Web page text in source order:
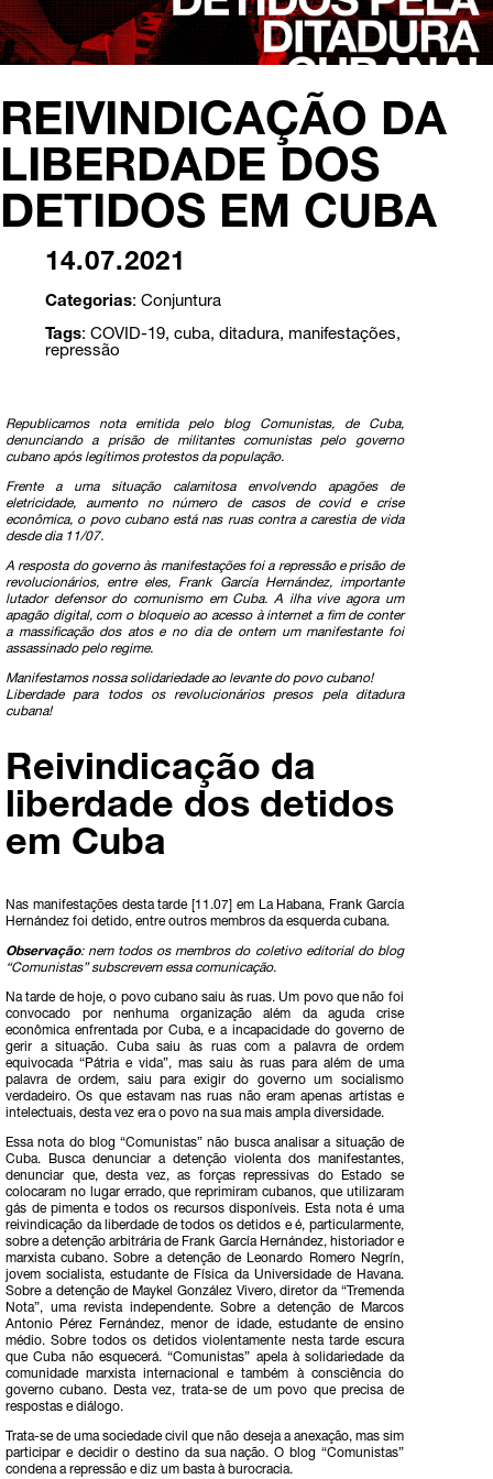
REIVINDICAÇÃO DA
LIBERDADE DOS
DETIDOS EM CUBA
14.07.2021
Categorias: Conjuntura
Tags: COVID-19, cuba, ditadura, manifestações,
repressão
Republicamos nota emitida pelo blog Comunistas, de Cuba,
denunciando a prisão de militantes comunistas pelo governo
cubano após legítimos protestos da população.
Frente a uma situação calamitosa envolvendo apagões de
eletricidade, aumento no número de casos de covid e crise
econômica, o povo cubano está nas ruas contra a carestia de vida
desde dia 11/07.
A resposta do governo às manifestações foi a repressão e prisão de
revolucionários, entre eles, Frank García Hernández, importante
lutador defensor do comunismo em Cuba. A ilha vive agora um
apagão digital, com o bloqueio ao acesso à internet a fim de conter
a massificação dos atos e no dia de ontem um manifestante foi
assassinado pelo regime.
Manifestamos nossa solidariedade ao levante do povo cubano!
Liberdade para todos os revolucionários presos pela ditadura
cubana!
Reivindicação da
liberdade dos detidos
em Cuba
Nas manifestações desta tarde [11.07] em La Habana, Frank García
Hernández foi detido, entre outros membros da esquerda cubana.
Observação: nem todos os membros do coletivo editorial do blog
“Comunistas” subscrevem essa comunicação.
Na tarde de hoje, o povo cubano saiu às ruas. Um povo que não foi
convocado por nenhuma organização além da aguda crise
econômica enfrentada por Cuba, e a incapacidade do governo de
gerir a situação. Cuba saiu às ruas com a palavra de ordem
equivocada “Pátria e vida”, mas saiu às ruas para além de uma
palavra de ordem, saiu para exigir do governo um socialismo
verdadeiro. Os que estavam nas ruas não eram apenas artistas e
intelectuais, desta vez era o povo na sua mais ampla diversidade.
Essa nota do blog “Comunistas” não busca analisar a situação de
Cuba. Busca denunciar a detenção violenta dos manifestantes,
denunciar que, desta vez, as forças repressivas do Estado se
colocaram no lugar errado, que reprimiram cubanos, que utilizaram
gás de pimenta e todos os recursos disponíveis. Esta nota é uma
reivindicação da liberdade de todos os detidos e é, particularmente,
sobre a detenção arbitrária de Frank García Hernández, historiador e
marxista cubano. Sobre a detenção de Leonardo Romero Negrín,
jovem socialista, estudante de Física da Universidade de Havana.
Sobre a detenção de Maykel González Vivero, diretor da “Tremenda
Nota”, uma revista independente. Sobre a detenção de Marcos
Antonio Pérez Fernández, menor de idade, estudante de ensino
médio. Sobre todos os detidos violentamente nesta tarde escura
que Cuba não esquecerá. “Comunistas” apela à solidariedade da
comunidade marxista internacional e também à consciência do
governo cubano. Desta vez, trata-se de um povo que precisa de
respostas e diálogo.
Trata-se de uma sociedade civil que não deseja a anexação, mas sim
participar e decidir o destino da sua nação. O blog “Comunistas”
condena a repressão e diz um basta à burocracia.